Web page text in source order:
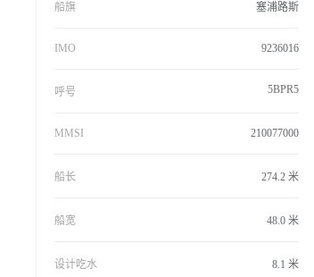
船旗 塞浦路斯
IMO 9236016
呼号 5BPR5
MMSI 210077000
船长 274.2 米
船宽 48.0 米
设计吃水 8.1 米